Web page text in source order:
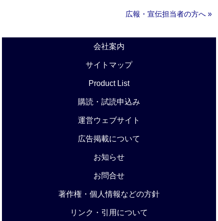
広報・宣伝担当者の方へ »
会社案内
サイトマップ
Product List
購読・試読申込み
運営ウェブサイト
広告掲載について
お知らせ
お問合せ
著作権・個人情報などの方針
リンク・引用について